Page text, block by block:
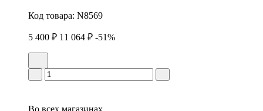
Код товара: N8569
5 400 ₽ 11 064 ₽ -51%